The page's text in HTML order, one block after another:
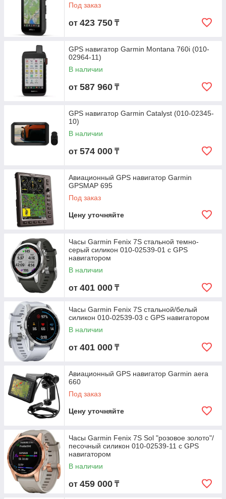
Под заказ
от 423 750 ₸
GPS навигатор Garmin Montana 760i (010-
02964-11)
В наличии
от 587 960 ₸
GPS навигатор Garmin Catalyst (010-02345-
10)
В наличии
от 574 000 ₸
Авиационный GPS навигатор Garmin
GPSMAP 695
Под заказ
Цену уточняйте
Часы Garmin Fenix 7S стальной темно-
серый силикон 010-02539-01 с GPS
навигатором
В наличии
от 401 000 ₸
Часы Garmin Fenix 7S стальной/белый
силикон 010-02539-03 с GPS навигатором
В наличии
от 401 000 ₸
Авиационный GPS навигатор Garmin aera
660
Под заказ
Цену уточняйте
Часы Garmin Fenix 7S Sol "розовое золото"/
песочный силикон 010-02539-11 с GPS
навигатором
В наличии
от 459 000 ₸